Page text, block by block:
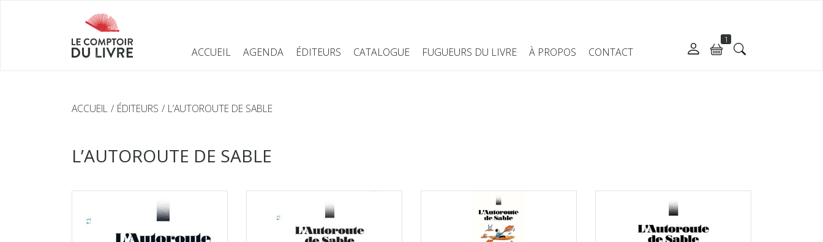
ACCUEIL AGENDA ÉDITEURS CATALOGUE FUGUEURS DU LIVRE À PROPOS CONTACT
1
ACCUEIL ÉDITEURS L’AUTOROUTE DE SABLE
L’AUTOROUTE DE SABLE